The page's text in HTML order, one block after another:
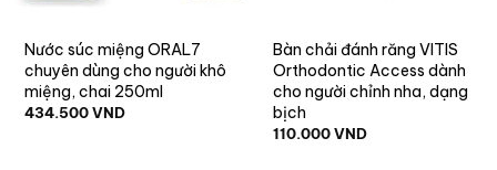
Nước súc miệng ORAL7
chuyên dùng cho người khô
miệng, chai 250ml
434.500VND
Bàn chải đánh răng VITIS
Orthodontic Access dành
cho người chỉnh nha, dạng
bịch
110.000VND